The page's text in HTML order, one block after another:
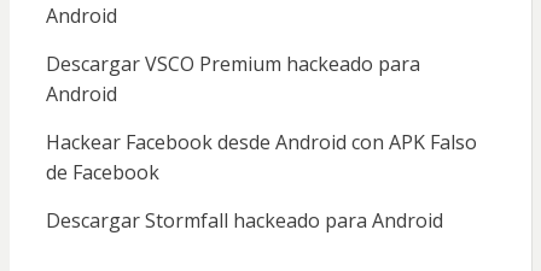
Android
Descargar VSCO Premium hackeado para
Android
Hackear Facebook desde Android con APK Falso
de Facebook
Descargar Stormfall hackeado para Android